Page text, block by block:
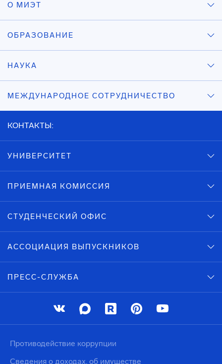
О МИЭТ
ОБРАЗОВАНИЕ
НАУКА
МЕЖДУНАРОДНОЕ СОТРУДНИЧЕСТВО
КОНТАКТЫ:
УНИВЕРСИТЕТ
ПРИЕМНАЯ КОМИССИЯ
СТУДЕНЧЕСКИЙ ОФИС
АССОЦИАЦИЯ ВЫПУСКНИКОВ
ПРЕСС-СЛУЖБА
Противодействие коррупции
Сведения о доходах, об имуществе